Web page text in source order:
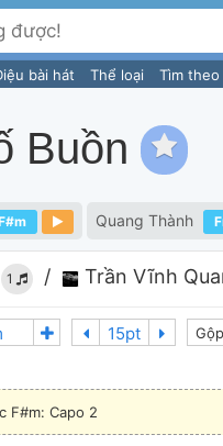
bài hát Thể loại Tìm theo
Buồn
Quang Thành
1 / Trần Vĩnh
F#m: Capo 2